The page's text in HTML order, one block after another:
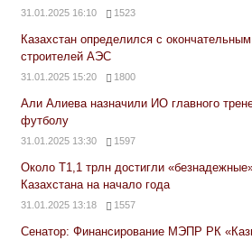
31.01.2025 16:10 1523
Казахстан определился с
строителей АЭС
31.01.2025 15:20 1800
Али Алиева назначили ИО главного
футболу
31.01.2025 13:30 1597
Около Т1,1 трлн достигли
Казахстана на начало года
31.01.2025 13:18 1557
Сенатор: Финансирование МЭПР РК